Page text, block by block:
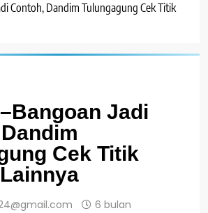
Contoh, Dandim Tulungagung Cek Titik
Jadi
Cek Titik
6 bulan